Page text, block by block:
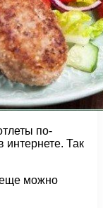
по-
интернете. Так
еще можно